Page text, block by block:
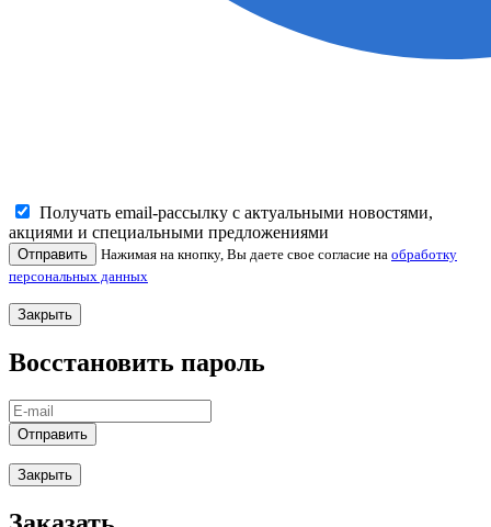
Получать email-рассылку с актуальными новостями,
акциями и специальными предложениями
Отправить Нажимая на кнопку, Вы даете свое согласие на обработку
персональных данных
Закрыть
Восстановить пароль
Отправить
Закрыть